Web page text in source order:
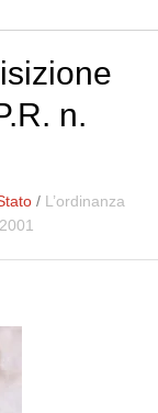
n.
/ L’ordinanza